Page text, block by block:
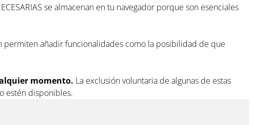
se almacenan en tu navegador porque son esenciales
permiten añadir funcionalidades como la posibilidad de que
momento. La exclusión voluntaria de algunas de estas
estén disponibles.